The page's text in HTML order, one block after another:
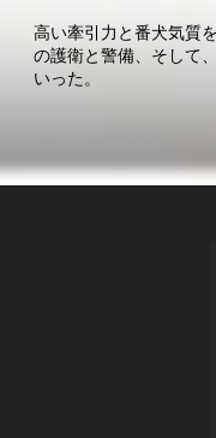
高い牽引力と番犬気質
の護衛と警備、そして
いった。